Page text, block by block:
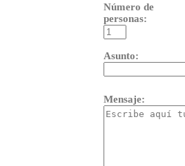
Número de
personas:
Asunto:
Mensaje: